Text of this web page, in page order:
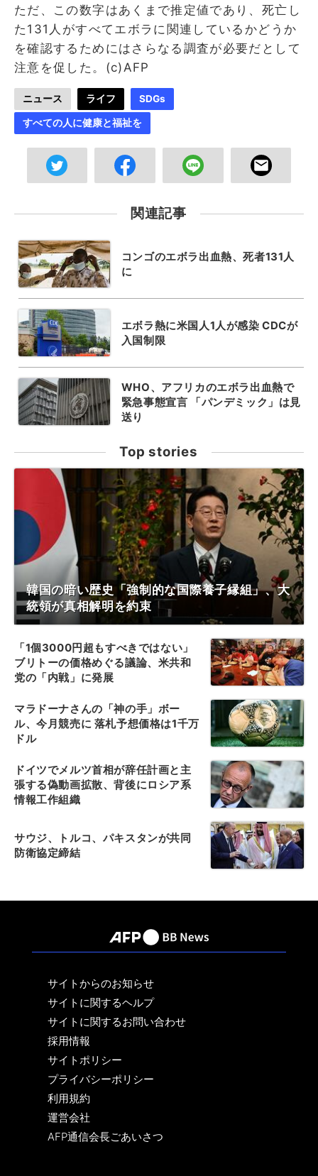
ただ、この数字はあくまで推定値であり、死亡し
た131人がすべてエボラに関連しているかどうか
を確認するためにはさらなる調査が必要だとして
注意を促した。(c)AFP
ニュース ライフ SDGs
すべての人に健康と福祉を
関連記事
コンゴのエボラ出血熱、死者131人
に
エボラ熱に米国人1人が感染 CDCが
入国制限
WHO、アフリカのエボラ出血熱で
緊急事態宣言 「パンデミック」は見
送り
Top stories
韓国の暗い歴史「強制的な国際養子縁組」、大
統領が真相解明を約束
「1個3000円超もすべきではない」
ブリトーの価格めぐる議論、米共和
党の「内戦」に発展
マラドーナさんの「神の手」ボー
ル、今月競売に 落札予想価格は1千万
ドル
ドイツでメルツ首相が辞任計画と主
張する偽動画拡散、背後にロシア系
情報工作組織
サウジ、トルコ、パキスタンが共同
防衛協定締結
サイトからのお知らせ
サイトに関するヘルプ
サイトに関するお問い合わせ
採用情報
サイトポリシー
プライバシーポリシー
利用規約
運営会社
AFP通信会長ごあいさつ